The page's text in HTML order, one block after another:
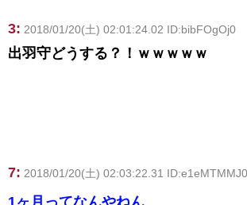
3: 2018/01/20(土) 02:01:24.02 ID:bibFOgOj0
出羽守どうする？！ｗｗｗｗｗ
7: 2018/01/20(土) 02:03:22.31 ID:e1eMTMMJ0
1ヶ月ってなんやねん